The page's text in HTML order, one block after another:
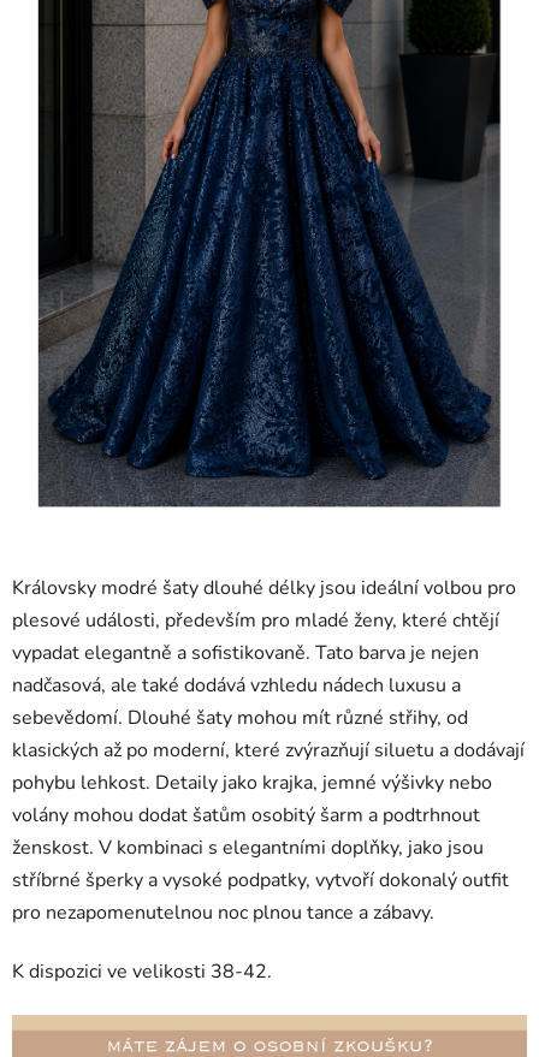
Královsky modré šaty dlouhé délky jsou ideální volbou pro
plesové události, především pro mladé ženy, které chtějí
vypadat elegantně a sofistikovaně. Tato barva je nejen
nadčasová, ale také dodává vzhledu nádech luxusu a
sebevědomí. Dlouhé šaty mohou mít různé střihy, od
klasických až po moderní, které zvýrazňují siluetu a dodávají
pohybu lehkost. Detaily jako krajka, jemné výšivky nebo
volány mohou dodat šatům osobitý šarm a podtrhnout
ženskost. V kombinaci s elegantními doplňky, jako jsou
stříbrné šperky a vysoké podpatky, vytvoří dokonalý outfit
pro nezapomenutelnou noc plnou tance a zábavy.
K dispozici ve velikosti 38-42.